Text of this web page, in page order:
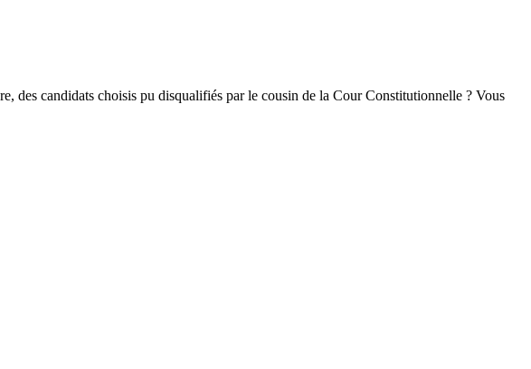
des candidats choisis pu disqualifiés par le cousin de la Cour Constitutionnelle ? Vous